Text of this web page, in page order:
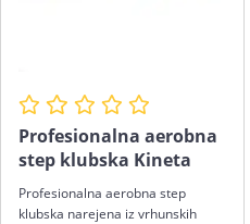
Profesionalna aerobna
step klubska Kineta
Profesionalna aerobna step
klubska narejena iz vrhunskih